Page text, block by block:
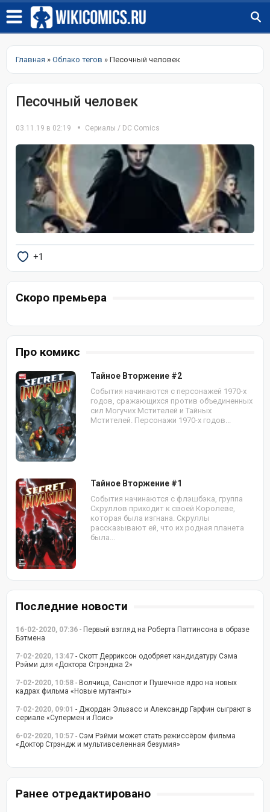
Главная » Облако тегов » Песочный человек
Песочный человек
03.11.19 в 02:19 Сериалы / DC Comics
+1
Скоро премьера
Про комикс
Тайное Вторжение #2
События начинаются с персонажей 1970-х
годов, сражающихся против объединенных
сил Могучих Мстителей и Тайных
Мстителей. Персонажи 1970-х годов...
Тайное Вторжение #1
События начинаются с флэшбэка, группа
Скруллов приходит к своей Королеве,
которая была изгнана. Скруллы
рассказывают ей, что их родная планета
была...
Последние новости
16-02-2020, 07:36 - Первый взгляд на Роберта Паттинсона в образе
Бэтмена
7-02-2020, 13:47 - Скотт Дерриксон одобряет кандидатуру Сэма
Рэйми для «Доктора Стрэнджа 2»
7-02-2020, 10:58 - Волчица, Санспот и Пушечное ядро на новых
кадрах фильма «Новые мутанты»
7-02-2020, 09:01 - Джордан Эльзасс и Александр Гарфин сыграют в
сериале «Супермен и Лоис»
6-02-2020, 10:57 - Сэм Рэйми может стать режиссёром фильма
«Доктор Стрэндж и мультивселенная безумия»
Ранее отредактировано